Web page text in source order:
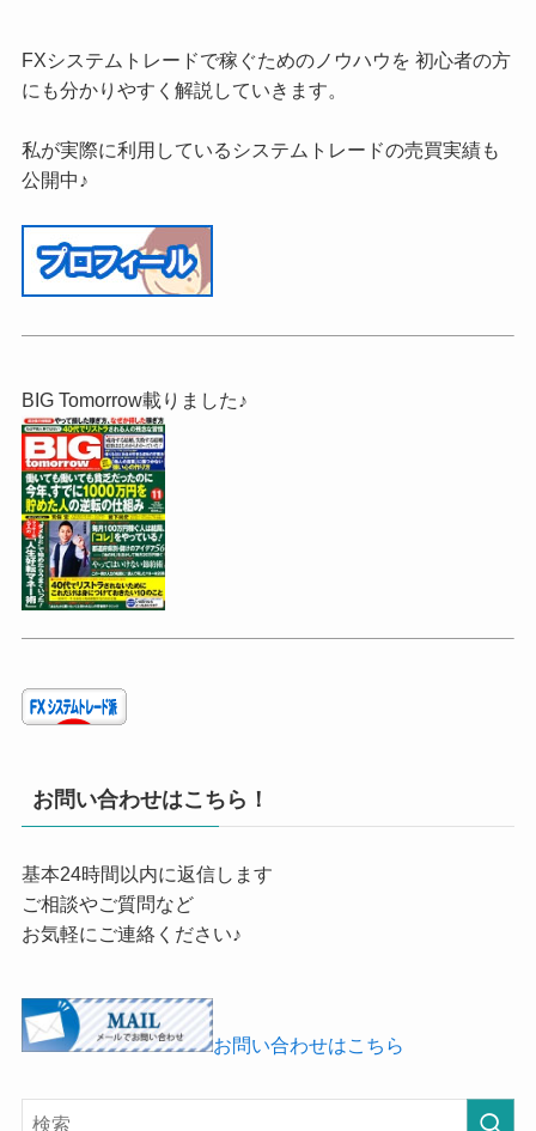
FXシステムトレードで稼ぐためのノウハウを 初心者の方
にも分かりやすく解説していきます。
私が実際に利用しているシステムトレードの売買実績も
公開中♪
BIG Tomorrow載りました♪
お問い合わせはこちら！
基本24時間以内に返信します
ご相談やご質問など
お気軽にご連絡ください♪
お問い合わせはこちら